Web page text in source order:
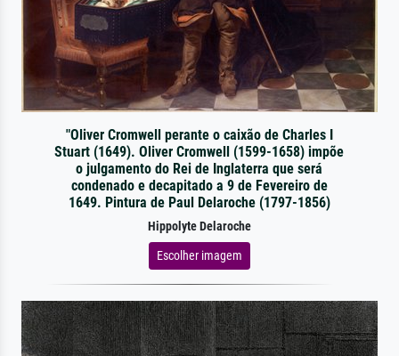
"Oliver Cromwell perante o caixão de Charles I
Stuart (1649). Oliver Cromwell (1599-1658) impõe
o julgamento do Rei de Inglaterra que será
condenado e decapitado a 9 de Fevereiro de
1649. Pintura de Paul Delaroche (1797-1856)
Hippolyte Delaroche
Escolher imagem